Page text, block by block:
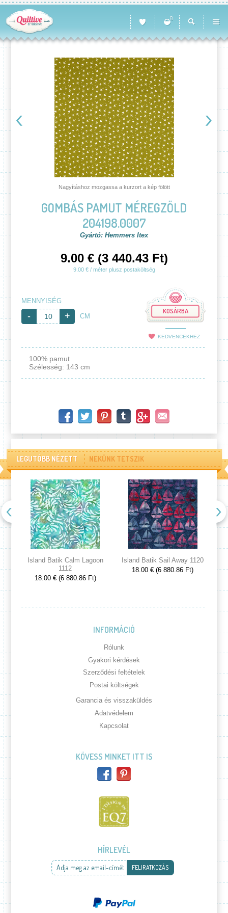
0
Nagyításhoz mozgassa a kurzort a kép fölött
GOMBÁS PAMUT MÉREGZÖLD
204198.0007
Gyártó: Hemmers Itex
9.00 € (3 440.43 Ft)
9.00 € / méter plusz postaköltség
MENNYISÉG
+
- CM
KOSÁRBA
KEDVENCEKHEZ
100% pamut
Szélesség: 143 cm
LEGUTÓBB NÉZETT NEKÜNK TETSZIK
Island Batik Calm Lagoon
1112
18.00 € (6 880.86 Ft)
Island Batik Sail Away 1120
18.00 € (6 880.86 Ft)
INFORMÁCIÓ
Rólunk
Gyakori kérdések
Szerződési feltételek
Postai költségek
Garancia és visszaküldés
Adatvédelem
Kapcsolat
KÖVESS MINKET ITT IS
HÍRLEVÉL
Adja meg az email-címét FELIRATKOZÁS